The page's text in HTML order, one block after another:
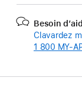
Besoin
Clavardez
1 800